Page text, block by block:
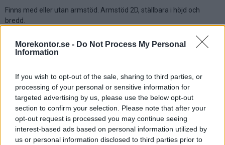
Morekontor.se - Do Not Process My Personal
Information
If you wish to opt-out of the sale, sharing to third parties, or
processing of your personal or sensitive information for
targeted advertising by us, please use the below opt-out
section to confirm your selection. Please note that after your
opt-out request is processed you may continue seeing
interest-based ads based on personal information utilized by
us or personal information disclosed to third parties prior to
Finns med eller utan armstöd. Armstöd 2D, ställbara i höjd och
bredd.
Mått
Ryggens höjd: 44 cm
Sitsens bredd: 46 cm
Sitsens djup: 49 cm
Sitthöjd: 40–53 cm